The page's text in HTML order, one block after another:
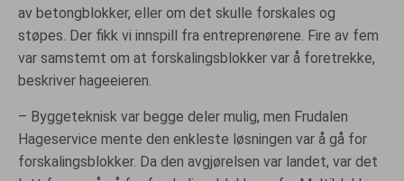
av betongblokker, eller om det skulle forskales og
støpes. Der fikk vi innspill fra entreprenørene. Fire av fem
var samstemt om at forskalingsblokker var å foretrekke,
beskriver hageeieren.
– Byggeteknisk var begge deler mulig, men Frudalen
Hageservice mente den enkleste løsningen var å gå for
forskalingsblokker. Da den avgjørelsen var landet, var det